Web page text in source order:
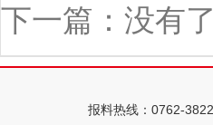
下一篇：没有了